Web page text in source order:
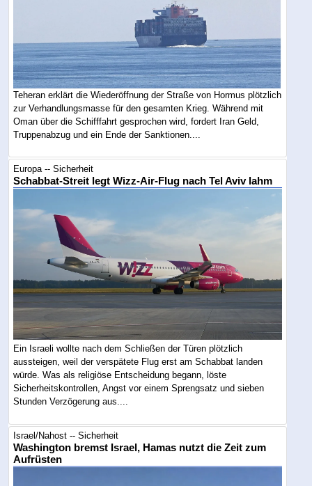
Teheran erklärt die Wiederöffnung der Straße von Hormus plötzlich
zur Verhandlungsmasse für den gesamten Krieg. Während mit
Oman über die Schifffahrt gesprochen wird, fordert Iran Geld,
Truppenabzug und ein Ende der Sanktionen....
Europa -- Sicherheit
Schabbat-Streit legt Wizz-Air-Flug nach Tel Aviv lahm
Ein Israeli wollte nach dem Schließen der Türen plötzlich
aussteigen, weil der verspätete Flug erst am Schabbat landen
würde. Was als religiöse Entscheidung begann, löste
Sicherheitskontrollen, Angst vor einem Sprengsatz und sieben
Stunden Verzögerung aus....
Israel/Nahost -- Sicherheit
Washington bremst Israel, Hamas nutzt die Zeit zum
Aufrüsten